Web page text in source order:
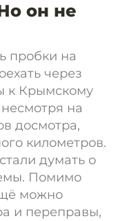
он не
пробки на
через
к Крымскому
на
досмотра,
километров.
думать о
Помимо
можно
и переправы,